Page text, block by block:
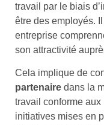
travail par le biais
être des employés.
entreprise
son attractivité
Cela implique de
partenaire dans la
travail conforme
initiatives mises en